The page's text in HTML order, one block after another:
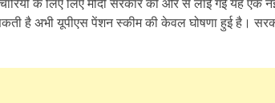
के लिए लिए मोदी सरकार की ओर से लाई गई यह एक
है अभी यूपीएस पेंशन स्कीम की केवल घोषणा हुई है।